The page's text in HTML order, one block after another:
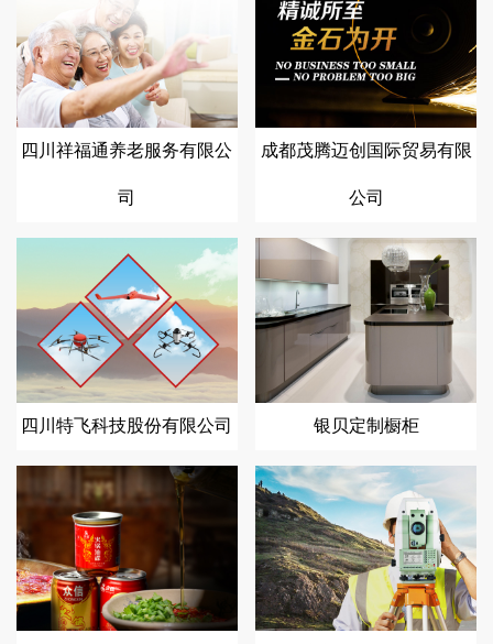
四川祥福通养老服务有限公
司
成都茂腾迈创国际贸易有限
公司
四川特飞科技股份有限公司 银贝定制橱柜